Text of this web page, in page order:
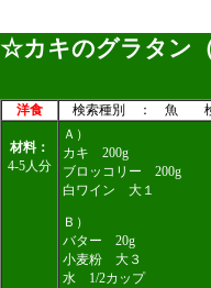
☆カキのグラタン
洋食 検索種別 ： 魚 検
材料：
4-5人分
Ａ）
カキ 200g
ブロッコリー 200g
白ワイン 大１
Ｂ）
バター 20g
小麦粉 大３
水 1/2カップ